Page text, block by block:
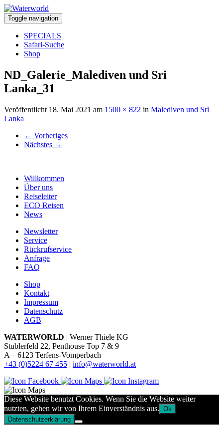
Toggle navigation
SPECIALS
Safari-Suche
Shop
ND_Galerie_Malediven und Sri
Lanka_31
Veröffentlicht 18. Mai 2021 am 1500 × 822 in Malediven und Sri
Lanka
← Vorheriges
Nächstes →
Willkommen
Über uns
Reiseleiter
ECO Reisen
News
Newsletter
Service
Rückrufservice
Anfrage
FAQ
Shop
Kontakt
Impressum
Datenschutz
AGB
WATERWORLD | Werner Thiele KG
Stublerfeld 22, Penthouse Top 7 & 9
A – 6123 Terfens-Vomperbach
+43 (0)5224 67 455 | info@waterworld.at
Diese Website benutzt Cookies. Wenn Sie die Website weiter
nutzten, gehen wir von Ihrem Einverständnis aus. Ok
Datenschutzerklärung